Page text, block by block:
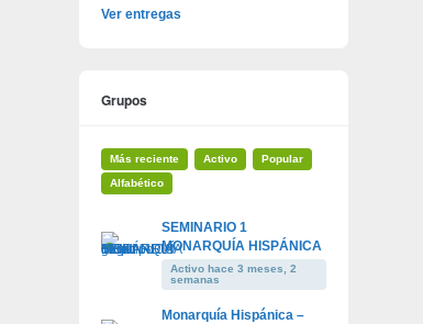
Ver entregas
Grupos
Más reciente Activo
Popular
Alfabético
SEMINARIO 1
MONARQUÍA HISPÁNICA
Activo hace 3 meses, 2
semanas
Monarquía Hispánica –